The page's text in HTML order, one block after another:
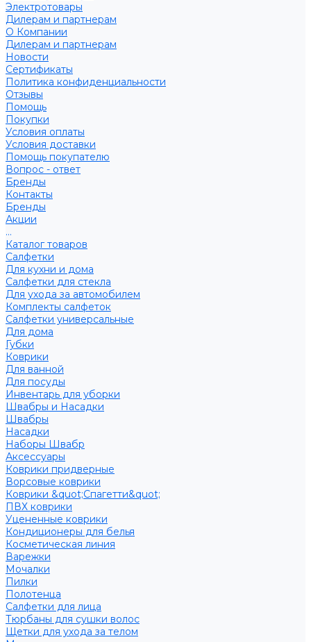
Электротовары
Дилерам и партнерам
О Компании
Дилерам и партнерам
Новости
Сертификаты
Политика конфиденциальности
Отзывы
Помощь
Покупки
Условия оплаты
Условия доставки
Помощь покупателю
Вопрос - ответ
Бренды
Контакты
Бренды
Акции
...
Каталог товаров
Салфетки
Для кухни и дома
Салфетки для стекла
Для ухода за автомобилем
Комплекты салфеток
Салфетки универсальные
Для дома
Губки
Коврики
Для ванной
Для посуды
Инвентарь для уборки
Швабры и Насадки
Швабры
Насадки
Наборы Швабр
Аксессуары
Коврики придверные
Ворсовые коврики
Коврики &quot;Спагетти&quot;
ПВХ коврики
Уцененные коврики
Кондиционеры для белья
Косметическая линия
Варежки
Мочалки
Пилки
Полотенца
Салфетки для лица
Тюрбаны для сушки волос
Щетки для ухода за телом